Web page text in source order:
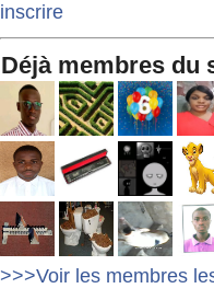
inscrire
Déjà membres du
>>>Voir les membres